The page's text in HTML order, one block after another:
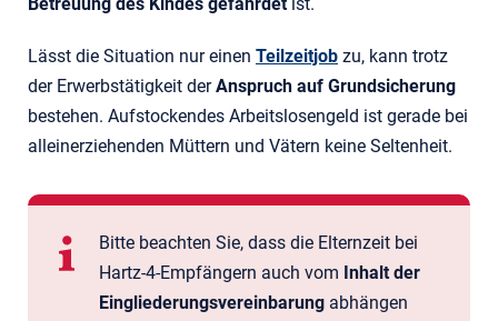
Betreuung des Kindes gefährdetist.
Lässt die Situation nur einen Teilzeitjob zu, kann trotz
der Erwerbstätigkeit derAnspruch auf Grundsicherung
bestehen. Aufstockendes Arbeitslosengeld ist gerade bei
alleinerziehenden Müttern und Vätern keine Seltenheit.
Bitte beachten Sie, dass die Elternzeit bei
Hartz-4-Empfängern auch vom Inhalt der
Eingliederungsvereinbarung abhängen